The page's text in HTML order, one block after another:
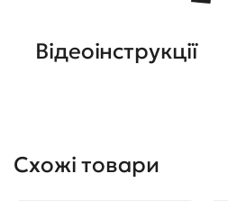
Відеоінструкції
Схожі товари